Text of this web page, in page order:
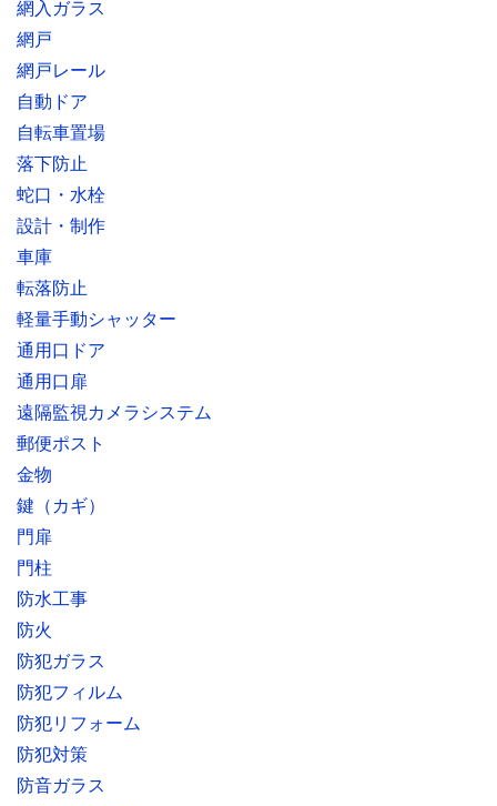
網入ガラス
網戸
網戸レール
自動ドア
自転車置場
落下防止
蛇口・水栓
設計・制作
車庫
転落防止
軽量手動シャッター
通用口ドア
通用口扉
遠隔監視カメラシステム
郵便ポスト
金物
鍵（カギ）
門扉
門柱
防水工事
防火
防犯ガラス
防犯フィルム
防犯リフォーム
防犯対策
防音ガラス